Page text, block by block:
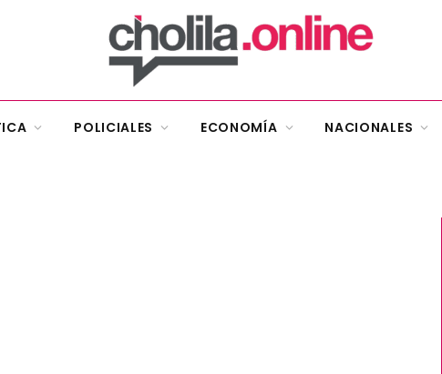
POLICIALES ECONOMÍA NACIONALES